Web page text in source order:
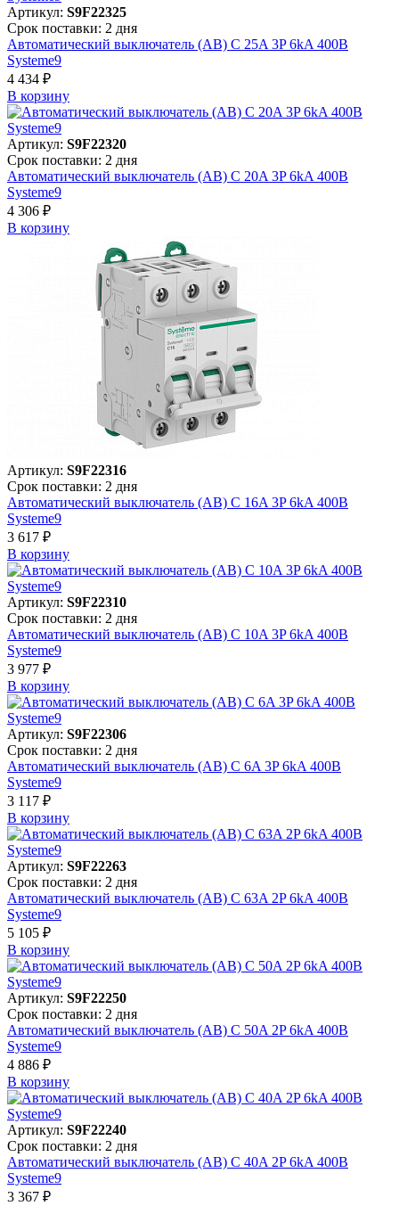
Артикул: S9F22325
Срок поставки: 2 дня
Автоматический выключатель (АВ) C 25A 3P 6kA 400В
Systeme9
4 434 ₽
В корзинy
Артикул: S9F22320
Срок поставки: 2 дня
Автоматический выключатель (АВ) C 20A 3P 6kA 400В
Systeme9
4 306 ₽
В корзинy
Артикул: S9F22316
Срок поставки: 2 дня
Автоматический выключатель (АВ) C 16A 3P 6kA 400В
Systeme9
3 617 ₽
В корзинy
Артикул: S9F22310
Срок поставки: 2 дня
Автоматический выключатель (АВ) C 10A 3P 6kA 400В
Systeme9
3 977 ₽
В корзинy
Артикул: S9F22306
Срок поставки: 2 дня
Автоматический выключатель (АВ) C 6A 3P 6kA 400В
Systeme9
3 117 ₽
В корзинy
Артикул: S9F22263
Срок поставки: 2 дня
Автоматический выключатель (АВ) C 63A 2P 6kA 400В
Systeme9
5 105 ₽
В корзинy
Артикул: S9F22250
Срок поставки: 2 дня
Автоматический выключатель (АВ) C 50A 2P 6kA 400В
Systeme9
4 886 ₽
В корзинy
Артикул: S9F22240
Срок поставки: 2 дня
Автоматический выключатель (АВ) C 40A 2P 6kA 400В
Systeme9
3 367 ₽